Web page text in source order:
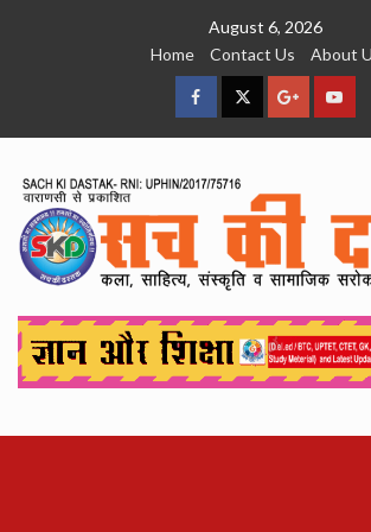
August 6, 2026
Home
Contact Us About
facebookTwitterGoogle